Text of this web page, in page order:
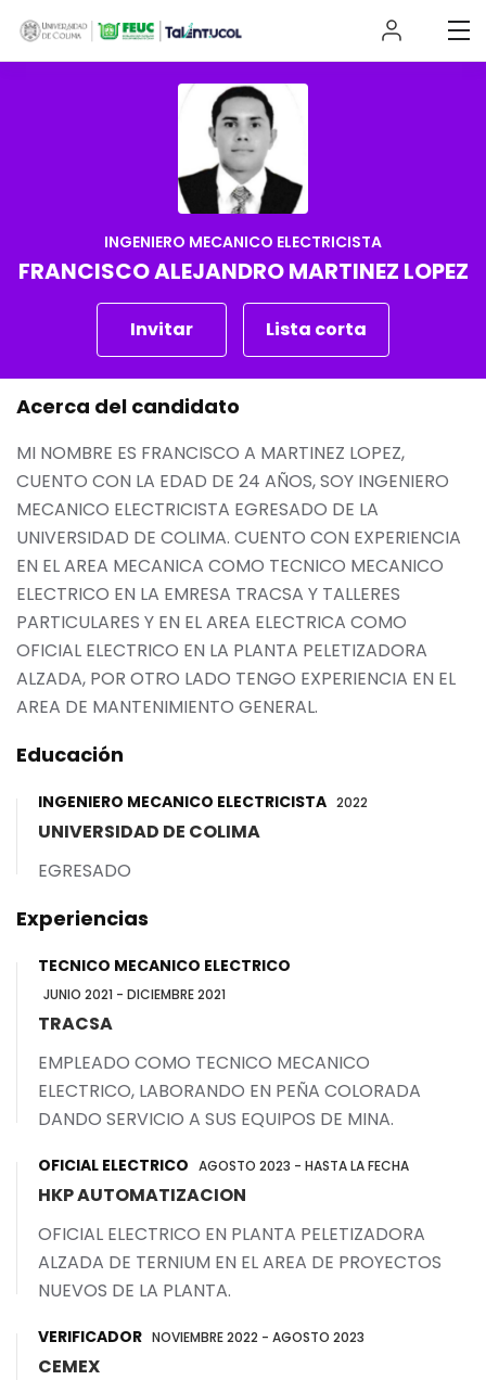
INGENIERO MECANICO ELECTRICISTA
FRANCISCO ALEJANDRO MARTINEZ LOPEZ
Invitar Lista corta
Acerca del candidato
MI NOMBRE ES FRANCISCO A MARTINEZ LOPEZ,
CUENTO CON LA EDAD DE 24 AÑOS, SOY INGENIERO
MECANICO ELECTRICISTA EGRESADO DE LA
UNIVERSIDAD DE COLIMA. CUENTO CON EXPERIENCIA
EN EL AREA MECANICA COMO TECNICO MECANICO
ELECTRICO EN LA EMRESA TRACSA Y TALLERES
PARTICULARES Y EN EL AREA ELECTRICA COMO
OFICIAL ELECTRICO EN LA PLANTA PELETIZADORA
ALZADA, POR OTRO LADO TENGO EXPERIENCIA EN EL
AREA DE MANTENIMIENTO GENERAL.
Educación
INGENIERO MECANICO ELECTRICISTA 2022
UNIVERSIDAD DE COLIMA
EGRESADO
Experiencias
TECNICO MECANICO ELECTRICO
JUNIO 2021 - DICIEMBRE 2021
TRACSA
EMPLEADO COMO TECNICO MECANICO
ELECTRICO, LABORANDO EN PEÑA COLORADA
DANDO SERVICIO A SUS EQUIPOS DE MINA.
OFICIAL ELECTRICO AGOSTO 2023 - HASTA LA FECHA
HKP AUTOMATIZACION
OFICIAL ELECTRICO EN PLANTA PELETIZADORA
ALZADA DE TERNIUM EN EL AREA DE PROYECTOS
NUEVOS DE LA PLANTA.
VERIFICADOR NOVIEMBRE 2022 - AGOSTO 2023
CEMEX